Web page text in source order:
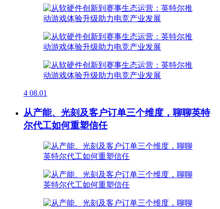
4 08.01
从产能、光刻及客户订单三个维度，聊聊英特
尔代工如何重塑信任